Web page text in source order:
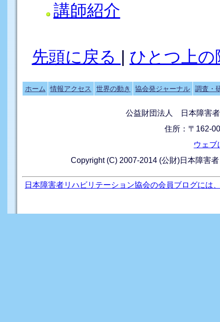
講師紹介
先頭に戻る | ひとつ上の
ホーム 情報アクセス 世界の動き 協会発ジャーナル 調査・
公益財団法人 日本障害
住所：〒162-
ウェブ
Copyright (C) 2007-2014 (公財)日本障害
日本障害者リハビリテーション協会の会員ブログには